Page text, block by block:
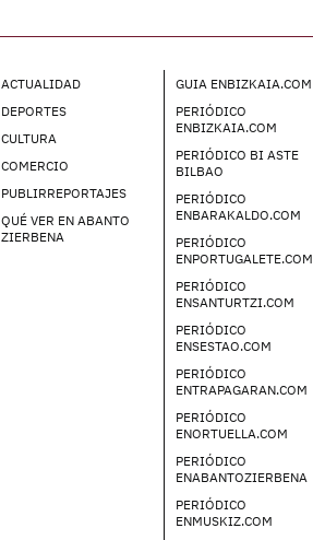
ACTUALIDAD
DEPORTES
CULTURA
COMERCIO
PUBLIRREPORTAJES
QUÉ VER EN ABANTO
ZIERBENA
GUIA ENBIZKAIA.COM
PERIÓDICO
ENBIZKAIA.COM
PERIÓDICO BI ASTE
BILBAO
PERIÓDICO
ENBARAKALDO.COM
PERIÓDICO
ENPORTUGALETE.COM
PERIÓDICO
ENSANTURTZI.COM
PERIÓDICO
ENSESTAO.COM
PERIÓDICO
ENTRAPAGARAN.COM
PERIÓDICO
ENORTUELLA.COM
PERIÓDICO
ENABANTOZIERBENA
PERIÓDICO
ENMUSKIZ.COM